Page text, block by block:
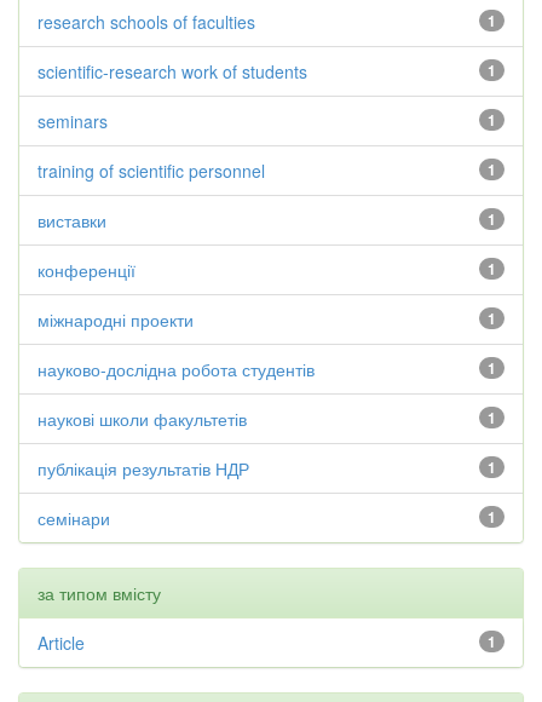
1
research schools of faculties
1
scientific-research work of students
1
seminars
1
training of scientific personnel
1
виставки
1
конференції
1
міжнародні проекти
1
науково-дослідна робота студентів
1
наукові школи факультетів
1
публікація результатів НДР
1
семінари
за типом вмісту
1
Article